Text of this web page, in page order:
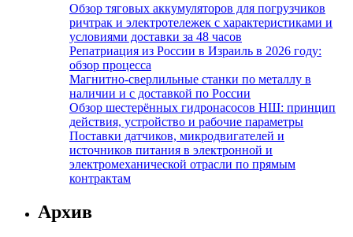
Обзор тяговых аккумуляторов для погрузчиков
ричтрак и электротележек с характеристиками и
условиями доставки за 48 часов
Репатриация из России в Израиль в 2026 году:
обзор процесса
Магнитно-сверлильные станки по металлу в
наличии и с доставкой по России
Обзор шестерённых гидронасосов НШ: принцип
действия, устройство и рабочие параметры
Поставки датчиков, микродвигателей и
источников питания в электронной и
электромеханической отрасли по прямым
контрактам
Архив